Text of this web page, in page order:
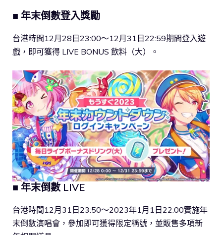
■ 年末倒數登入獎勵
台港時間12月28日23:00～12月31日22:59期間登入遊
戲，即可獲得 LIVE BONUS 飲料（大）。
■ 年末倒數 LIVE
台港時間12月31日23:50～2023年1月1日22:00實施年
末倒數演唱會，參加即可獲得限定稱號，並販售多項新